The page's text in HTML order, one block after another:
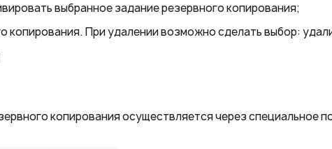
выбранное задание резервного копирования;
копирования. При удалении возможно сделать выбор:
копирования осуществляется через специальное